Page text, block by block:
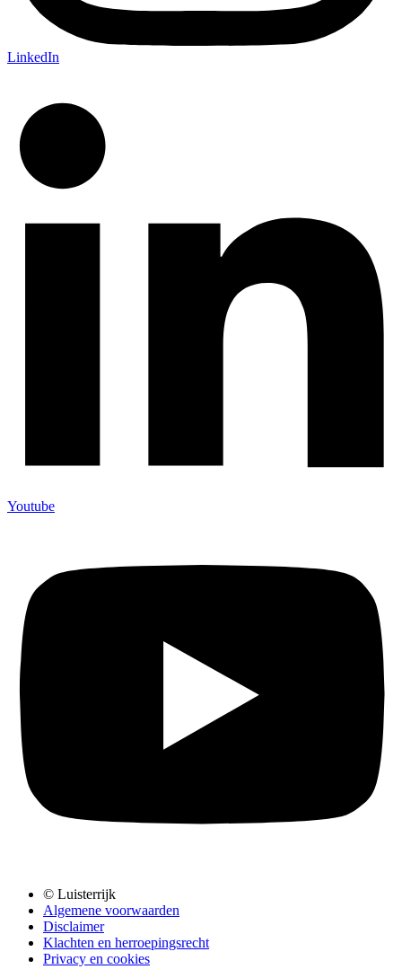
LinkedIn
Youtube
© Luisterrijk
Algemene voorwaarden
Disclaimer
Klachten en herroepingsrecht
Privacy en cookies